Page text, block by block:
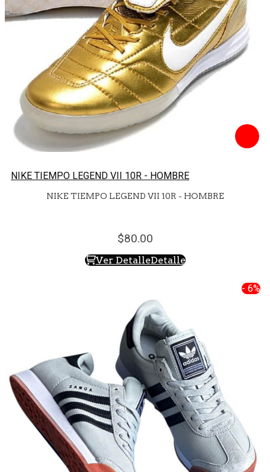
NIKE TIEMPO LEGEND VII 10R - HOMBRE
NIKE TIEMPO LEGEND VII 10R - HOMBRE
80.00
Ver DetalleDetalle
- 6%